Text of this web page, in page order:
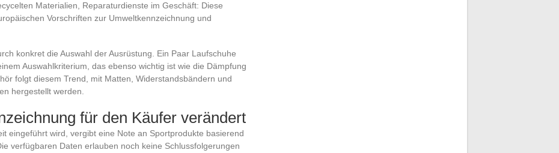
Materialien, Reparaturdienste im Geschäft: Diese
Vorschriften zur Umweltkennzeichnung und
konkret die Auswahl der Ausrüstung. Ein Paar Laufschuhe
Auswahlkriterium, das ebenso wichtig ist wie die Dämpfung
folgt diesem Trend, mit Matten, Widerstandsbändern und
hergestellt werden.
für den Käufer verändert
eingeführt wird, vergibt eine Note an Sportprodukte basierend
verfügbaren Daten erlauben noch keine Schlussfolgerungen